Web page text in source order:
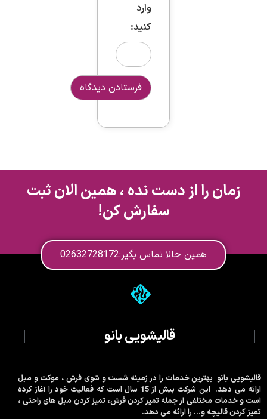
وارد
کنید:
زمان را از دست نده ، همین الان ثبت
سفارش کن!
همین حالا تماس بگیر:02632728172
قالیشویی بانو
قالیشویی بانو بهترین خدمات را در زمینه شست و شوی فرش ، موکت و مبل
ارائه می دهد. این شرکت بیش از 15 سال است که فعالیت خود را آغاز کرده
است و خدمات مختلفی از جمله تمیز کردن فرش، تمیز کردن مبل های راحتی ،
تمیز کردن قالیچه و… را ارائه می دهد.